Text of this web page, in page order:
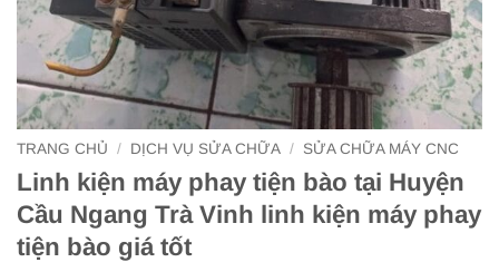
TRANG CHỦ / DỊCH VỤ SỬA CHỮA / SỬA CHỮA MÁY CNC
Linh kiện máy phay tiện bào tại Huyện
Cầu Ngang Trà Vinh linh kiện máy phay
tiện bào giá tốt